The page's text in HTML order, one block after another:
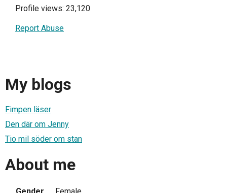
Profile views: 23,120
Report Abuse
My blogs
Fimpen läser
Den där om Jenny
Tio mil söder om stan
About me